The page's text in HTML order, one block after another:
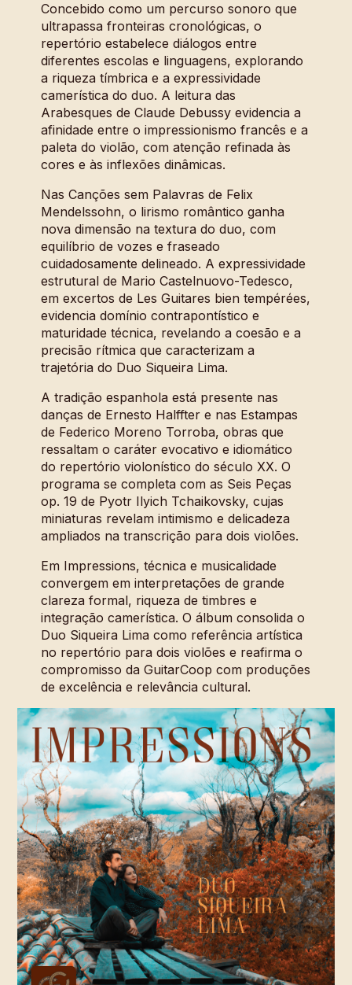
Concebido como um percurso sonoro que
ultrapassa fronteiras cronológicas, o
repertório estabelece diálogos entre
diferentes escolas e linguagens, explorando
a riqueza tímbrica e a expressividade
camerística do duo. A leitura das
Arabesques de Claude Debussy evidencia a
afinidade entre o impressionismo francês e a
paleta do violão, com atenção refinada às
cores e às inflexões dinâmicas.
Nas Canções sem Palavras de Felix
Mendelssohn, o lirismo romântico ganha
nova dimensão na textura do duo, com
equilíbrio de vozes e fraseado
cuidadosamente delineado. A expressividade
estrutural de Mario Castelnuovo-Tedesco,
em excertos de Les Guitares bien tempérées,
evidencia domínio contrapontístico e
maturidade técnica, revelando a coesão e a
precisão rítmica que caracterizam a
trajetória do Duo Siqueira Lima.
A tradição espanhola está presente nas
danças de Ernesto Halffter e nas Estampas
de Federico Moreno Torroba, obras que
ressaltam o caráter evocativo e idiomático
do repertório violonístico do século XX. O
programa se completa com as Seis Peças
op. 19 de Pyotr Ilyich Tchaikovsky, cujas
miniaturas revelam intimismo e delicadeza
ampliados na transcrição para dois violões.
Em Impressions, técnica e musicalidade
convergem em interpretações de grande
clareza formal, riqueza de timbres e
integração camerística. O álbum consolida o
Duo Siqueira Lima como referência artística
no repertório para dois violões e reafirma o
compromisso da GuitarCoop com produções
de excelência e relevância cultural.